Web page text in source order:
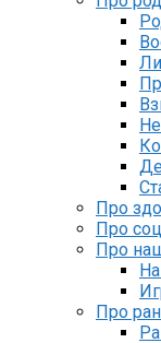
Про
Про
Про
Про